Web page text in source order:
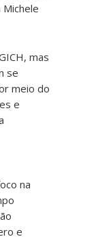
mas
se
meio do
e
na
e